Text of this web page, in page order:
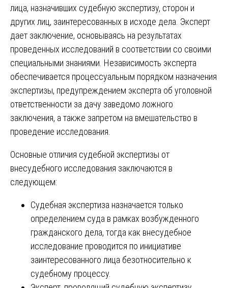
лица, назначивших судебную экспертизу, сторон и
других лиц, заинтересованных в исходе дела. Эксперт
дает заключение, основываясь на результатах
проведенных исследований в соответствии со своими
специальными знаниями. Независимость эксперта
обеспечивается процессуальным порядком назначения
экспертизы, предупреждением эксперта об уголовной
ответственности за дачу заведомо ложного
заключения, а также запретом на вмешательство в
проведение исследования.
Основные отличия судебной экспертизы от
внесудебного исследования заключаются в
следующем:
Судебная экспертиза назначается только
определением суда в рамках возбужденного
гражданского дела, тогда как внесудебное
исследование проводится по инициативе
заинтересованного лица безотносительно к
судебному процессу.